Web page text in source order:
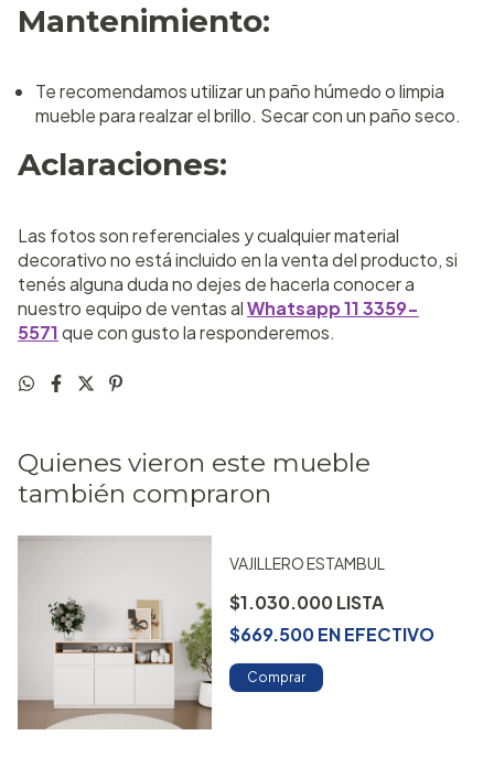
Mantenimiento:
Te recomendamos utilizar un paño húmedo o limpia
mueble para realzar el brillo. Secar con un paño seco.
Aclaraciones:
Las fotos son referenciales y cualquier material
decorativo no está incluido en la venta del producto, si
tenés alguna duda no dejes de hacerla conocer a
nuestro equipo de ventas alWhatsapp 11 3359-
5571que con gusto la responderemos.
Quienes vieron este mueble
también compraron
VAJILLERO ESTAMBUL
$1.030.000
$669.500ENEFECTIVO
Comprar